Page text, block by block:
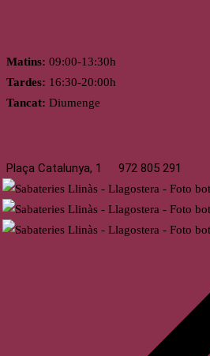
Matins: 09:00-13:30h
Tardes: 16:30-20:00h
Tancat: Diumenge
Plaça Catalunya, 1 972 805 291